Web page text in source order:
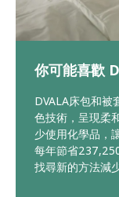
你可能喜歡
DVALA床包和被
色技術，呈現柔
少使用化學品，
每年節省
找尋新的方法減